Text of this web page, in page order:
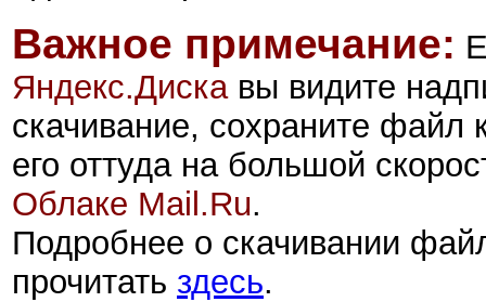
Важное примечание:
Яндекс.Дискавы видите
скачивание, сохраните файл
его оттуда на большой
Облаке Mail.Ru.
Подробнее о скачивании
прочитать здесь.